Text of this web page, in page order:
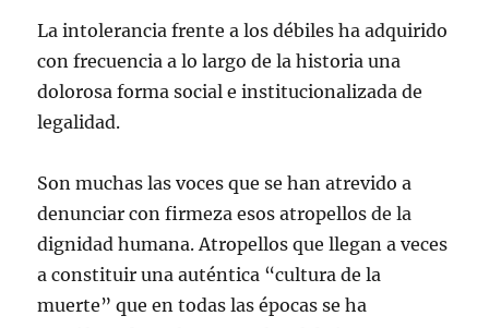
La intolerancia frente a los débiles ha adquirido
con frecuencia a lo largo de la historia una
dolorosa forma social e institucionalizada de
legalidad.
Son muchas las voces que se han atrevido a
denunciar con firmeza esos atropellos de la
dignidad humana. Atropellos que llegan a veces
a constituir una auténtica “cultura de la
muerte” que en todas las épocas se ha